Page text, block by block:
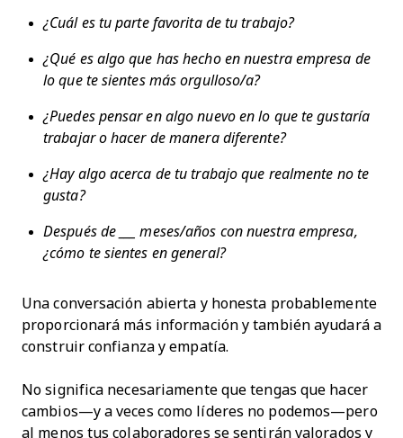
¿Cuál es tu parte favorita de tu trabajo?
¿Qué es algo que has hecho en nuestra empresa de
lo que te sientes más orgulloso/a?
¿Puedes pensar en algo nuevo en lo que te gustaría
trabajar o hacer de manera diferente?
¿Hay algo acerca de tu trabajo que realmente no te
gusta?
Después de ___ meses/años con nuestra empresa,
¿cómo te sientes en general?
Una conversación abierta y honesta probablemente
proporcionará más información y también ayudará a
construir confianza y empatía.
No significa necesariamente que tengas que hacer
cambios—y a veces como líderes no podemos—pero
al menos tus colaboradores se sentirán valorados y